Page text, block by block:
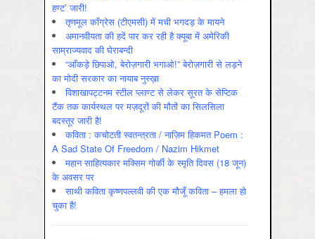
हण्ट’ जारी!
तृणमूल काँग्रेस (टीएमसी) में मची भगदड़ के मायने
अमानवीयता की हदें पार कर रही है क्यूबा में अमेरिकी
साम्राज्यवाद की घेराबन्दी
“आँकड़े छिपाओ, बेरोज़गारी भगाओ!” बेरोज़गारी से लड़ने
का मोदी सरकार का नायाब नुस्ख़ा
विशाखापट्टनम स्टील प्लाण्ट से लेकर सूरत के सेप्टिक
टैंक तक कार्यस्थल पर मज़दूरों की मौतों का सिलसिला
बदस्तूर जारी है!
कविता : कचोटती स्वतन्त्रता / नाज़िम हिकमत Poem :
A Sad State Of Freedom / Nazim Hikmet
महान साहित्यकार मक्सिम गोर्की के स्मृति दिवस (18 जून)
के अवसर पर
साथी कविता कृष्णपल्लवी की एक मौजूँ कविता – हमला हो
चुका है!